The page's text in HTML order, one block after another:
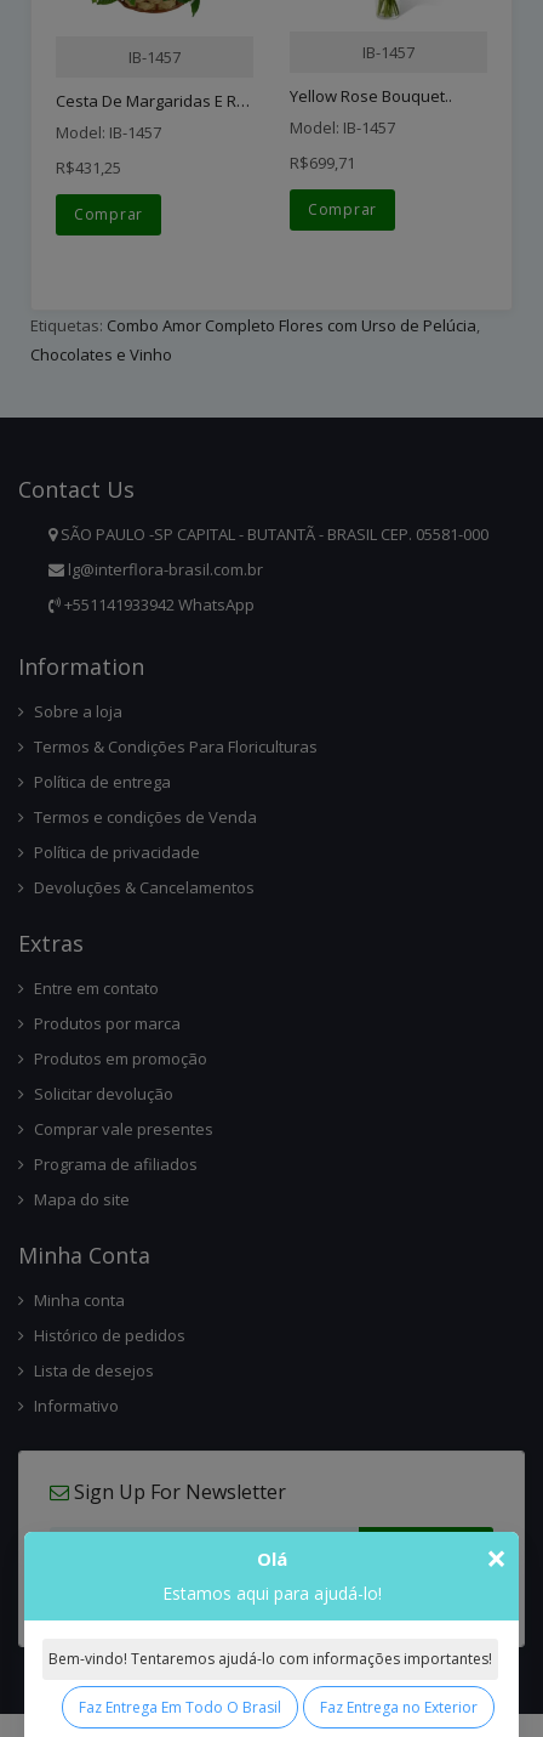
IB-1457
Cesta De Margaridas E Ros..
Model: IB-1457
R$431,25
Comprar
IB-1457
Yellow Rose Bouquet..
Model: IB-1457
R$699,71
Comprar
Etiquetas: Combo Amor Completo Flores com Urso de Pelúcia
Chocolates e Vinho
Contact Us
SÃO PAULO -SP CAPITAL - BUTANTÃ - BRASIL CEP. 05581-000
lg@interflora-brasil.com.br
+551141933942 WhatsApp
InforMation
Sobre a loja
Termos & Condições Para Floriculturas
Política de entrega
Termos e condições de Venda
Política de privacidade
Devoluções & Cancelamentos
ExtRas
Entre em contato
Produtos por marca
Produtos em promoção
Solicitar devolução
Comprar vale presentes
Programa de afiliados
Mapa do site
Minha Conta
Minha conta
Histórico de pedidos
Lista de desejos
Informativo
Sign Up For Newsletter
×
Olá
Estamos aqui para ajudá-lo!
Bem-vindo! Tentaremos ajudá-lo com informações importantes!
Faz Entrega Em Todo O Brasil Faz Entrega no Exterior